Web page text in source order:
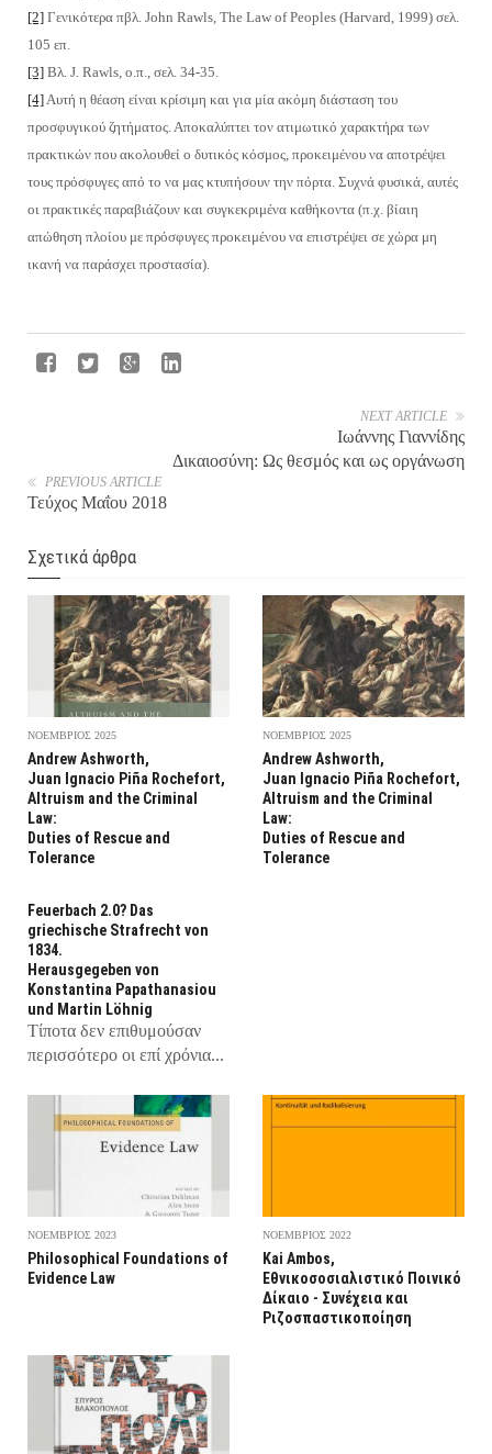
[2] Γενικότερα πβλ. John Rawls, The Law of Peoples (Harvard, 1999) σελ.
105 επ.
[3] Βλ. J. Rawls, ο.π., σελ. 34-35.
[4]Αυτή η θέαση είναι κρίσιμη και για μία ακόμη διάσταση του
προσφυγικού ζητήματος. Αποκαλύπτει τον ατιμωτικό χαρακτήρα των
πρακτικών που ακολουθεί ο δυτικός κόσμος, προκειμένου να αποτρέψει
τους πρόσφυγες από το να μας κτυπήσουν την πόρτα. Συχνά φυσικά, αυτές
οι πρακτικές παραβιάζουν και συγκεκριμένα καθήκοντα (π.χ. βίαιη
απώθηση πλοίου με πρόσφυγες προκειμένου να επιστρέψει σε χώρα μη
ικανή να παράσχει προστασία).
NEXT ARTICLE
Ιωάννης Γιαννίδης
Δικαιοσύνη: Ως θεσμός και ως οργάνωση
PREVIOUS ARTICLE
Τεύχος Μαΐου 2018
Σχετικά άρθρα
ΝΟΕΜΒΡΙΟΣ 2025
Andrew Ashworth,
Juan Ignacio Piña Rochefort,
Altruism and the Criminal
Law:
Duties of Rescue and
Tolerance
ΝΟΕΜΒΡΙΟΣ 2025
Andrew Ashworth,
Juan Ignacio Piña Rochefort,
Altruism and the Criminal
Law:
Duties of Rescue and
Tolerance
Feuerbach 2.0? Das
griechische Strafrecht von
1834.
Ηerausgegeben von
Konstantina Papathanasiou
und Martin Lӧhnig
Τίποτα δεν επιθυμούσαν
περισσότερο οι επί χρόνια...
ΝΟΕΜΒΡΙΟΣ 2023
Philosophical Foundations of
Evidence Law
ΝΟΕΜΒΡΙΟΣ 2022
Kai Ambos,
Εθνικοσοσιαλιστικό Ποινικό
Δίκαιο - Συνέχεια και
Ριζοσπαστικοποίηση